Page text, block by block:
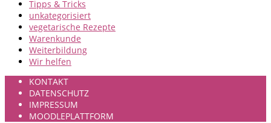
Tipps & Tricks
unkategorisiert
vegetarische Rezepte
Warenkunde
Weiterbildung
Wir helfen
KONTAKT
DATENSCHUTZ
IMPRESSUM
MOODLEPLATTFORM